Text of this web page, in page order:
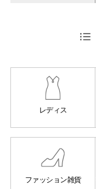
レディス
ファッション雑貨